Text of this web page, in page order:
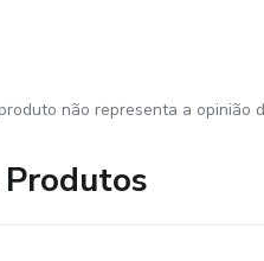
não representa a opinião